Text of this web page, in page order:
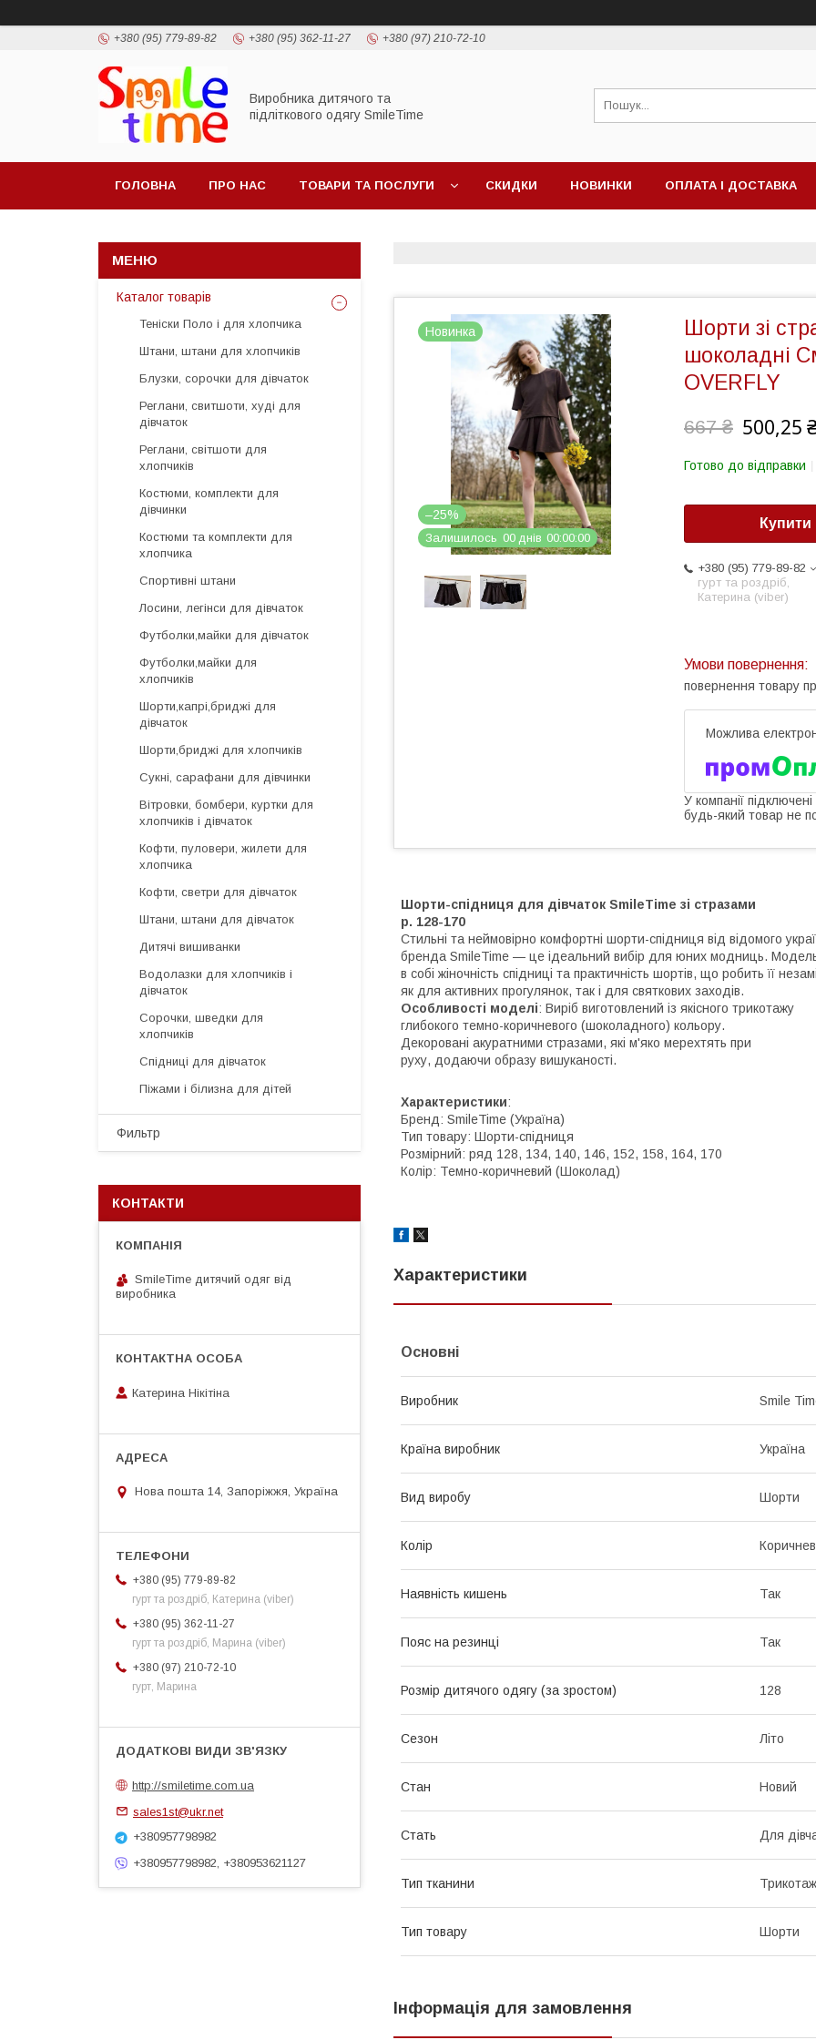
+380 (95) 779-89-82 +380 (95) 362-11-27 +380 (97) 210-72-10
Виробника дитячого та
підліткового одягу SmileTime
ГОЛОВНА ПРО НАС ТОВАРИ ТА ПОСЛУГИ СКИДКИ НОВИНКИ ОПЛАТА І ДОСТАВКА
Новинка
–25%
Залишилось 00 днів 00 00 00
Шорти зі
шоколадні
OVERFLY
667 ₴ 500,25
Готово до відправки
Купити
+380 (95) 779-89-82
гурт та роздріб,
Катерина (viber)
повернення товару
У компанії
будь-який товар не
Шорти-спідниця для дівчаток SmileTime зі стразами
р. 128-170
Стильні та неймовірно комфортні шорти-спідниця від відомого
бренда SmileTime — це ідеальний вибір для юних модниць.
в собі жіночність спідниці та практичність шортів, що робить її
як для активних прогулянок, так і для святкових заходів.
Особливості моделі: Виріб виготовлений із якісного трикотажу
глибокого темно-коричневого (шоколадного) кольору.
Декоровані акуратними стразами, які м'яко мерехтять при
руху, додаючи образу вишуканості.
Характеристики:
Бренд: SmileTime (Україна)
Тип товару: Шорти-спідниця
Розмірний: ряд 128, 134, 140, 146, 152, 158, 164, 170
Колір: Темно-коричневий (Шоколад)
Характеристики
Основні
Виробник Smile
Країна виробник Україна
Вид виробу Шорти
Колір
Наявність кишень Так
Пояс на резинці Так
Розмір дитячого одягу (за зростом) 128
Сезон Літо
Стан Новий
Стать Для
Тип тканини Трикотаж
Тип товару Шорти
Інформація для замовлення
Каталог товарів
Теніски Поло і для хлопчика
Штани, штани для хлопчиків
Блузки, сорочки для дівчаток
Реглани, свитшоти, худі для
дівчаток
Реглани, світшоти для
хлопчиків
Костюми, комплекти для
дівчинки
Костюми та комплекти для
хлопчика
Спортивні штани
Лосини, легінси для дівчаток
Футболки,майки для дівчаток
Футболки,майки для
хлопчиків
Шорти,капрі,бриджі для
дівчаток
Шорти,бриджі для хлопчиків
Сукні, сарафани для дівчинки
Вітровки, бомбери, куртки для
хлопчиків і дівчаток
Кофти, пуловери, жилети для
хлопчика
Кофти, светри для дівчаток
Штани, штани для дівчаток
Дитячі вишиванки
Водолазки для хлопчиків і
дівчаток
Сорочки, шведки для
хлопчиків
Спідниці для дівчаток
Піжами і білизна для дітей
Фильтр
КОНТАКТИ
SmileTime дитячий одяг від
виробника
Катерина Нікітіна
Нова пошта 14, Запоріжжя, Україна
+380 (95) 779-89-82
гурт та роздріб, Катерина (viber)
+380 (95) 362-11-27
гурт та роздріб, Марина (viber)
+380 (97) 210-72-10
гурт, Марина
http://smiletime.com.ua
sales1st@ukr.net
+380957798982
+380957798982, +380953621127